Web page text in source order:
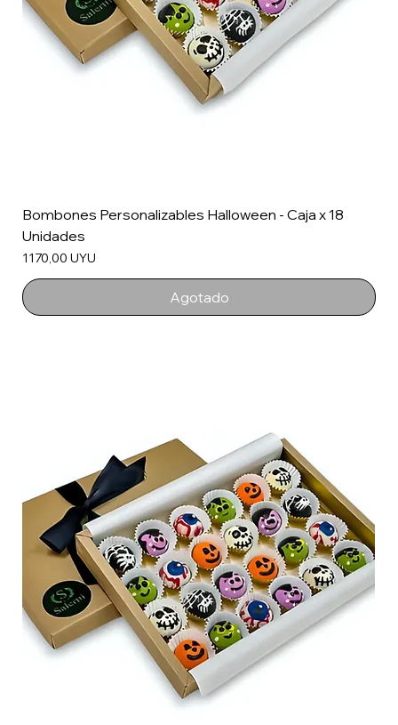
Bombones Personalizables Halloween - Caja x 18
Unidades
Precio
1170,00 UYU
Agotado